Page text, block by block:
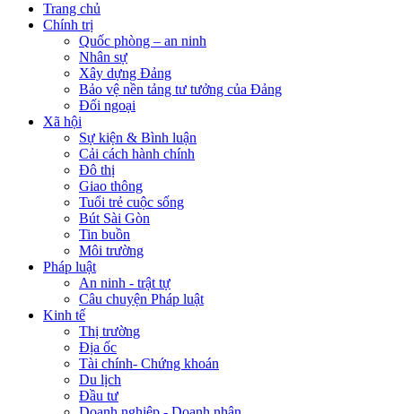
Trang chủ
Chính trị
Quốc phòng – an ninh
Nhân sự
Xây dựng Đảng
Bảo vệ nền tảng tư tưởng của Đảng
Đối ngoại
Xã hội
Sự kiện & Bình luận
Cải cách hành chính
Đô thị
Giao thông
Tuổi trẻ cuộc sống
Bút Sài Gòn
Tin buồn
Môi trường
Pháp luật
An ninh - trật tự
Câu chuyện Pháp luật
Kinh tế
Thị trường
Địa ốc
Tài chính- Chứng khoán
Du lịch
Đầu tư